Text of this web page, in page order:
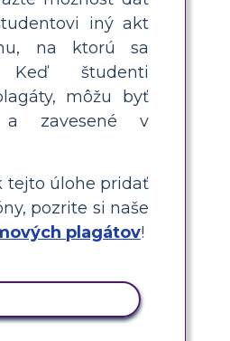
iný akt
na ktorú sa
Keď študenti
môžu byť
a zavesené v
tejto úlohe pridať
pozrite si naše
plagátov!